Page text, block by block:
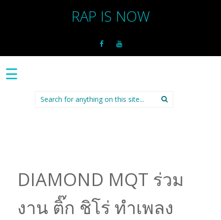
RAP IS NOW
☰
Search
for:
DIAMOND MQT ร่วม
งาน ติ๊ก ชิโร่ ทำเพลง